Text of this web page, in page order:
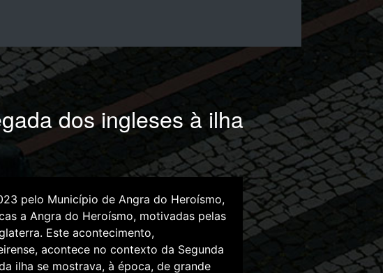
dos ingleses à ilha
pelo Município de Angra do Heroísmo,
a Angra do Heroísmo, motivadas pelas
Este acontecimento,
acontece no contexto da Segunda
ilha se mostrava, à época, de grande